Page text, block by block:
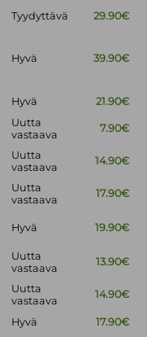
Tyydyttävä
29.90€
Hyvä 39.90€
Hyvä 21.90€
Uutta
vastaava
7.90€
Uutta
vastaava
14.90€
Uutta
vastaava
17.90€
Hyvä 19.90€
Uutta
vastaava
13.90€
Uutta
vastaava
14.90€
Hyvä
17.90€